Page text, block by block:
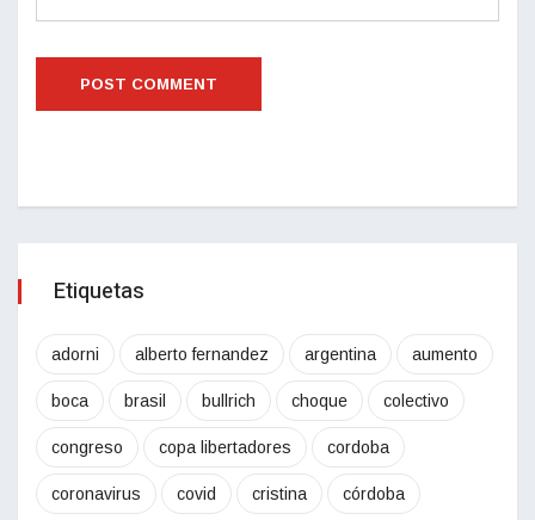
Etiquetas
adorni alberto fernandez argentina aumento
boca brasil bullrich choque colectivo
congreso copa libertadores cordoba
coronavirus covid cristina córdoba